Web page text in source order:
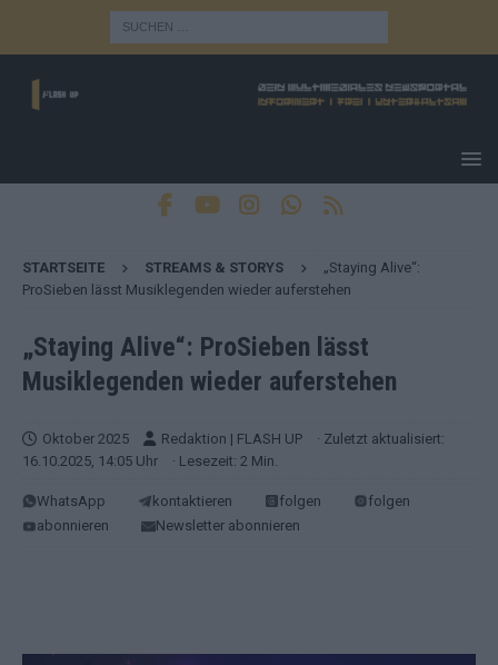
STARTSEITE STREAMS & STORYS
„Staying Alive“:
ProSieben lässt Musiklegenden wieder auferstehen
„Staying Alive“: ProSieben lässt
Musiklegenden wieder auferstehen
Oktober 2025 Redaktion | FLASH UP
· Zuletzt aktualisiert:
16.10.2025, 14:05 Uhr
· Lesezeit: 2 Min.
WhatsApp kontaktieren folgen
folgen
abonnieren
Newsletter abonnieren